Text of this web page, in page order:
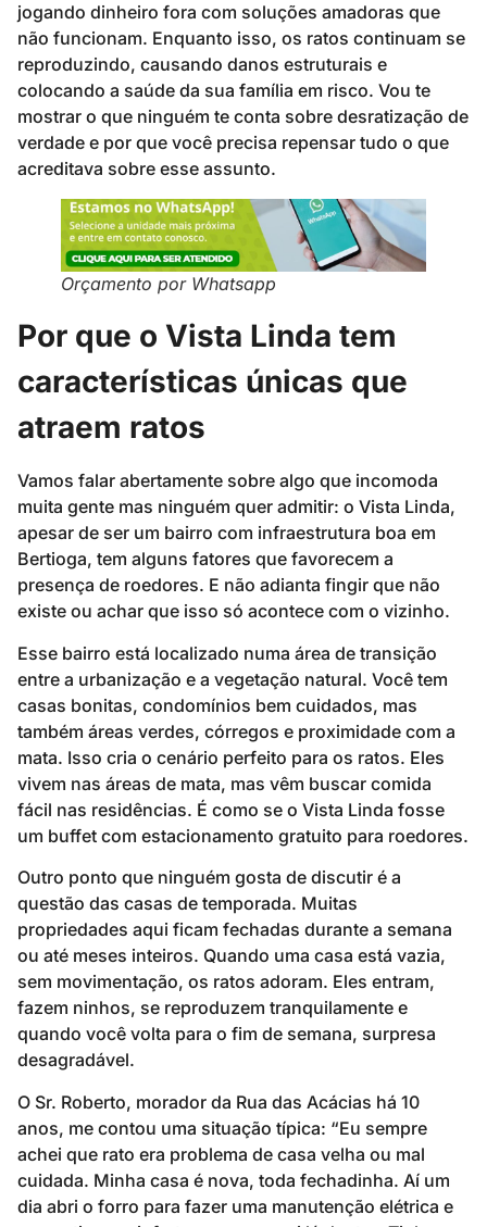
jogando dinheiro fora com soluções amadoras que
não funcionam. Enquanto isso, os ratos continuam se
reproduzindo, causando danos estruturais e
colocando a saúde da sua família em risco. Vou te
mostrar o que ninguém te conta sobre desratização de
verdade e por que você precisa repensar tudo o que
acreditava sobre esse assunto.
Orçamento por Whatsapp
Por que o Vista Linda tem
características únicas que
atraem ratos
Vamos falar abertamente sobre algo que incomoda
muita gente mas ninguém quer admitir: o Vista Linda,
apesar de ser um bairro com infraestrutura boa em
Bertioga, tem alguns fatores que favorecem a
presença de roedores. E não adianta fingir que não
existe ou achar que isso só acontece com o vizinho.
Esse bairro está localizado numa área de transição
entre a urbanização e a vegetação natural. Você tem
casas bonitas, condomínios bem cuidados, mas
também áreas verdes, córregos e proximidade com a
mata. Isso cria o cenário perfeito para os ratos. Eles
vivem nas áreas de mata, mas vêm buscar comida
fácil nas residências. É como se o Vista Linda fosse
um buffet com estacionamento gratuito para roedores.
Outro ponto que ninguém gosta de discutir é a
questão das casas de temporada. Muitas
propriedades aqui ficam fechadas durante a semana
ou até meses inteiros. Quando uma casa está vazia,
sem movimentação, os ratos adoram. Eles entram,
fazem ninhos, se reproduzem tranquilamente e
quando você volta para o fim de semana, surpresa
desagradável.
O Sr. Roberto, morador da Rua das Acácias há 10
anos, me contou uma situação típica: “Eu sempre
achei que rato era problema de casa velha ou mal
cuidada. Minha casa é nova, toda fechadinha. Aí um
dia abri o forro para fazer uma manutenção elétrica e